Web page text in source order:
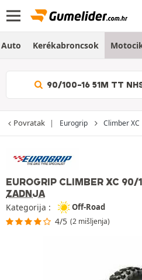
Auto Kerékabroncsok
90/100-16 51M TT
Povratak Eurogrip Climber XC
EUROGRIP CLIMBER XC 90/
ZADNJA
Kategorija : Off-Road
4/5 (2 mišljenja)